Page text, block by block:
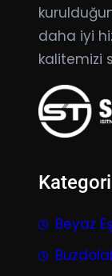
daha iyi
kalitemizi
Beyaz